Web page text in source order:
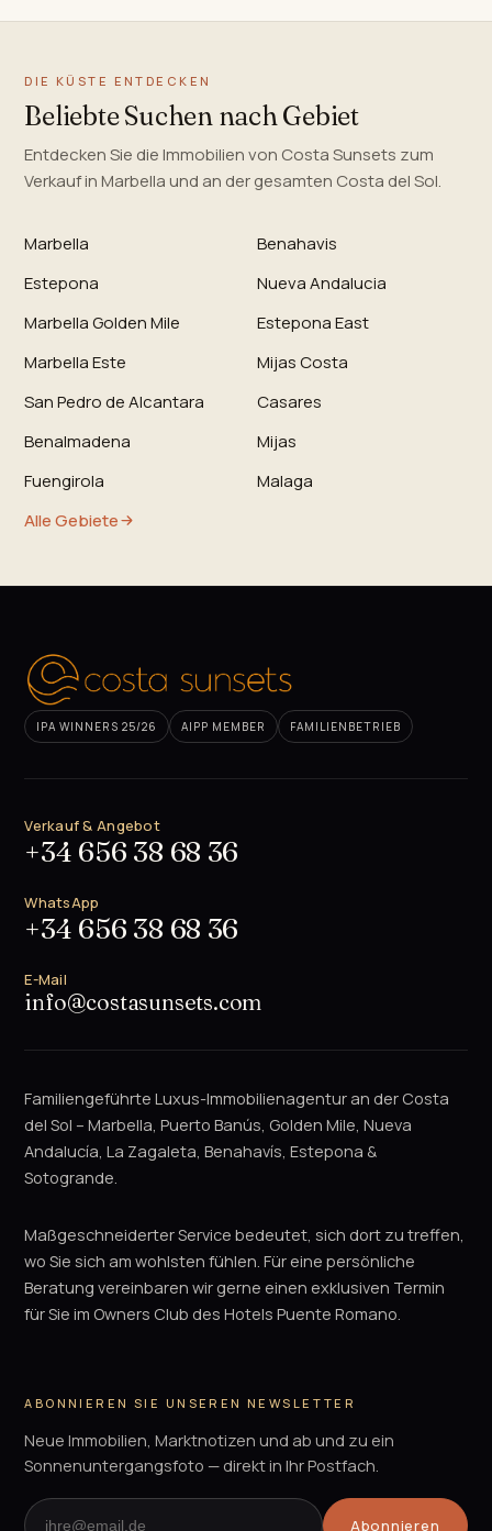
DIE KÜSTE ENTDECKEN
Beliebte Suchen nach Gebiet
Entdecken Sie die Immobilien von Costa Sunsets zum
Verkauf in Marbella und an der gesamten Costa del Sol.
Marbella
Benahavis
Estepona
Nueva Andalucia
Marbella Golden Mile
Estepona East
Marbella Este
Mijas Costa
San Pedro de Alcantara
Casares
Benalmadena
Mijas
Fuengirola
Malaga
Alle Gebiete
IPA WINNERS 25/26 AIPP MEMBER FAMILIENBETRIEB
Verkauf & Angebot
+34 656 38 68 36
WhatsApp
+34 656 38 68 36
E-Mail
info@costasunsets.com
Familiengeführte Luxus-Immobilienagentur an der Costa
del Sol – Marbella, Puerto Banús, Golden Mile, Nueva
Andalucía, La Zagaleta, Benahavís, Estepona &
Sotogrande.
Maßgeschneiderter Service bedeutet, sich dort zu treffen,
wo Sie sich am wohlsten fühlen. Für eine persönliche
Beratung vereinbaren wir gerne einen exklusiven Termin
für Sie im Owners Club des Hotels Puente Romano.
ABONNIEREN SIE UNSEREN NEWSLETTER
Neue Immobilien, Marktnotizen und ab und zu ein
Sonnenuntergangsfoto — direkt in Ihr Postfach.
Abonnieren